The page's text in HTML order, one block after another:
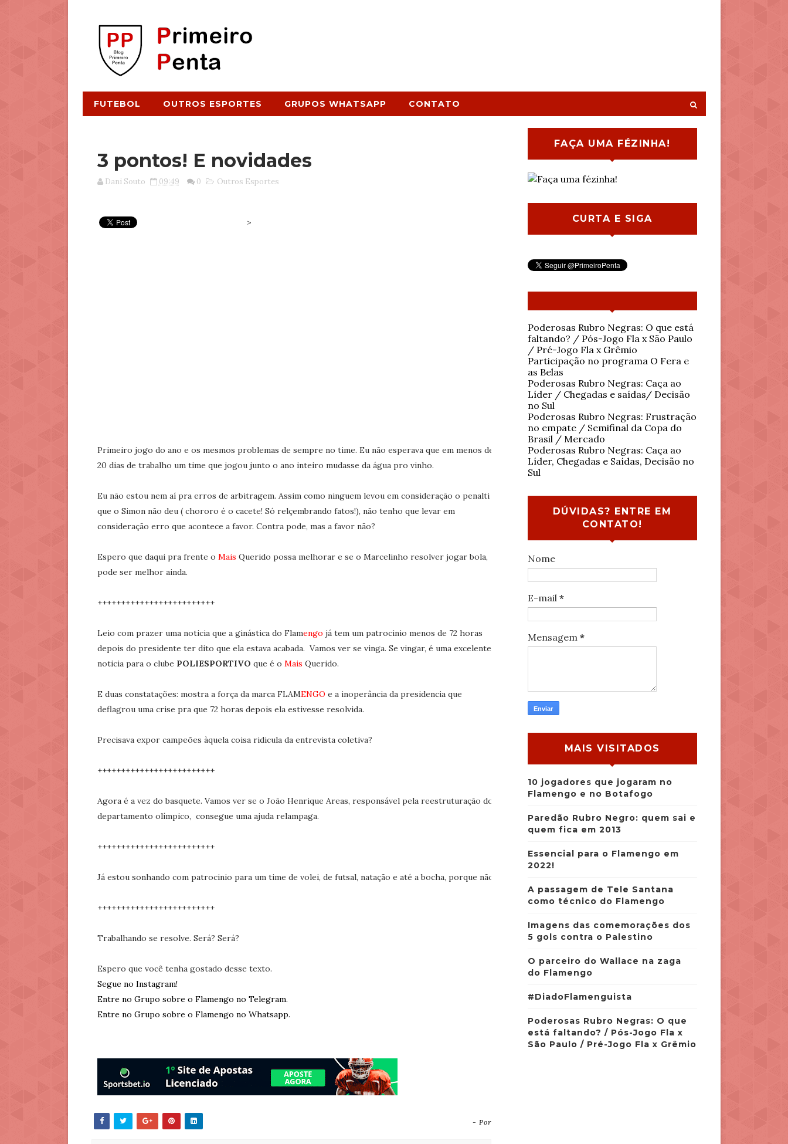
FUTEBOL OUTROS ESPORTES GRUPOS WHATSAPP CONTATO
3 pontos! E novidades
Dani Souto 09:49 0 Outros Esportes
>
Primeiro jogo do ano e os mesmos problemas de sempre no time. Eu não esperava que em menos de
20 dias de trabalho um time que jogou junto o ano inteiro mudasse da água pro vinho.
Eu não estou nem aí pra erros de arbitragem. Assim como ninguem levou em consideração o penalti
que o Simon não deu ( chororo é o cacete! Só relçembrando fatos!), não tenho que levar em
consideração erro que acontece a favor. Contra pode, mas a favor não?
Espero que daqui pra frente o Mais Querido possa melhorar e se o Marcelinho resolver jogar bola,
pode ser melhor ainda.
+++++++++++++++++++++++++
Leio com prazer uma noticia que a ginástica do Flamengo já tem um patrocinio menos de 72 horas
depois do presidente ter dito que ela estava acabada. Vamos ver se vinga. Se vingar, é uma excelente
noticia para o clube POLIESPORTIVO que é o Mais Querido.
E duas constatações: mostra a força da marca FLAMENGO e a inoperância da presidencia que
deflagrou uma crise pra que 72 horas depois ela estivesse resolvida.
Precisava expor campeões àquela coisa ridicula da entrevista coletiva?
+++++++++++++++++++++++++
Agora é a vez do basquete. Vamos ver se o João Henrique Areas, responsável pela reestruturação do
departamento olímpico, consegue uma ajuda relampaga.
+++++++++++++++++++++++++
Já estou sonhando com patrocinio para um time de volei, de futsal, natação e até a bocha, porque não.
+++++++++++++++++++++++++
Trabalhando se resolve. Será? Será?
Espero que você tenha gostado desse texto.
Segue no Instagram!
Entre no Grupo sobre o Flamengo no Telegram.
Entre no Grupo sobre o Flamengo no Whatsapp.
- Por
FAÇA UMA FÉZINHA!
CURTA E SIGA
Poderosas Rubro Negras: O que está
faltando? / Pós-Jogo Fla x São Paulo
/ Pré-Jogo Fla x Grêmio
Participação no programa O Fera e
as Belas
Poderosas Rubro Negras: Caça ao
Líder / Chegadas e saídas/ Decisão
no Sul
Poderosas Rubro Negras: Frustração
no empate / Semifinal da Copa do
Brasil / Mercado
Poderosas Rubro Negras: Caça ao
Líder, Chegadas e Saídas, Decisão no
Sul
DÚVIDAS? ENTRE EM
CONTATO!
Nome
E-mail *
Mensagem *
MAIS VISITADOS
10 jogadores que jogaram no
Flamengo e no Botafogo
Paredão Rubro Negro: quem sai e
quem fica em 2013
Essencial para o Flamengo em
2022!
A passagem de Tele Santana
como técnico do Flamengo
Imagens das comemorações dos
5 gols contra o Palestino
O parceiro do Wallace na zaga
do Flamengo
#DiadoFlamenguista
Poderosas Rubro Negras: O que
está faltando? / Pós-Jogo Fla x
São Paulo / Pré-Jogo Fla x Grêmio